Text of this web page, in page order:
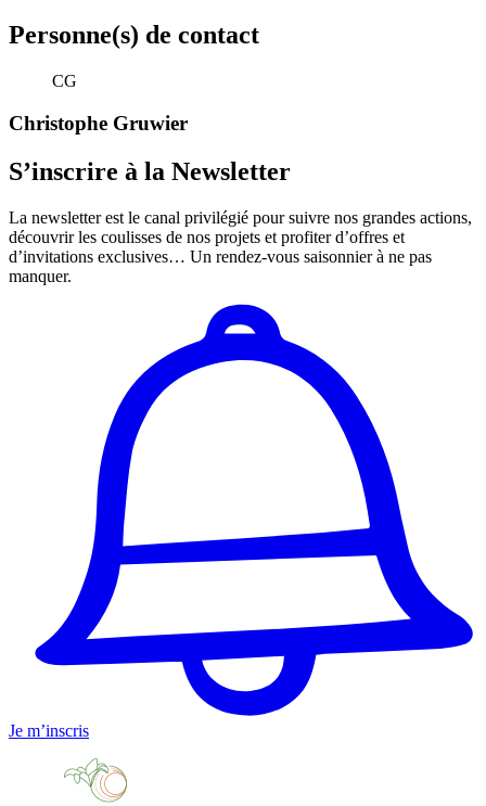
Personne(s) de contact
CG
Christophe Gruwier
S’inscrire à la Newsletter
La newsletter est le canal privilégié pour suivre nos grandes actions,
découvrir les coulisses de nos projets et profiter d’offres et
d’invitations exclusives… Un rendez-vous saisonnier à ne pas
manquer.
Je m’inscris